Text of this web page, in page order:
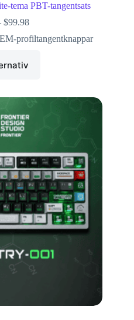
tema PBT-tangentsats
$99.98
profiltangentknappar